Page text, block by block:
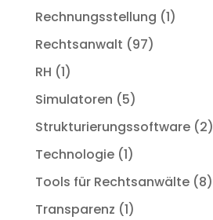
Rechnungsstellung (1)
Rechtsanwalt (97)
RH (1)
Simulatoren (5)
Strukturierungssoftware(2)
Technologie(1)
Tools für Rechtsanwälte(8)
Transparenz (1)